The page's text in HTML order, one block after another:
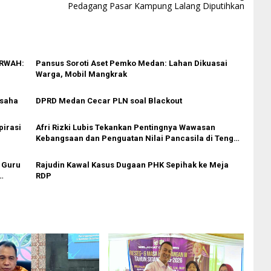
Pedagang Pasar Kampung Lalang Diputihkan
Pansus Soroti Aset Pemko Medan: Lahan Dikuasai
Warga, Mobil Mangkrak
DPRD Medan Cecar PLN soal Blackout
Afri Rizki Lubis Tekankan Pentingnya Wawasan
Kebangsaan dan Penguatan Nilai Pancasila di Tengah
Rajudin Kawal Kasus Dugaan PHK Sepihak ke Meja
RDP